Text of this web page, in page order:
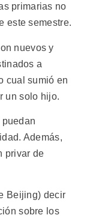
primarias no
este semestre.
nuevos y
a
cual sumió en
un solo hijo.
Además,
privar de
Beijing) decir
sobre los